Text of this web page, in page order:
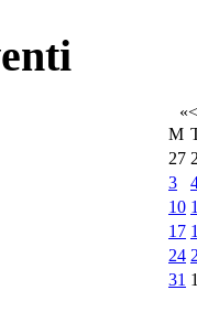
«<
M
27
3
10
17
24
31